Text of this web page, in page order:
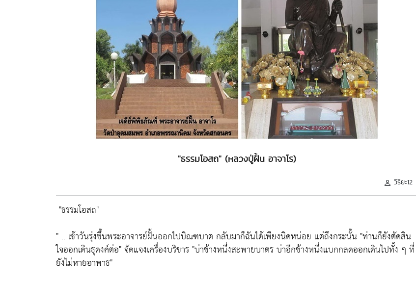
"ธรรมโอสถ" (หลวงปู่ฝั้น อาจาโร)
วิริยะ12
"ธรรมโอสถ"
" .. เช้าวันรุ่งขึ้นพระอาจารย์ฝั้นออกไปบิณฑบาต กลับมาก็ฉันได้เพียงนิดหน่อย แต่ถึงกระนั้น "ท่านก็ยังตัดสิน
ใจออกเดินธุดงค์ต่อ"จัดแจงเครื่องบริขาร "บ่าข้างหนึ่งสะพายบาตร บ่าอีกข้างหนึ่งแบกกลดออกเดินไปทั้ง ๆ ที่
ยังไม่หายอาพาธ"